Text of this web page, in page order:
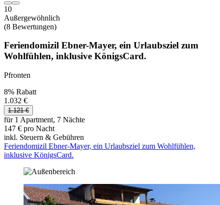
10
Außergewöhnlich
(8 Bewertungen)
Feriendomizil Ebner-Mayer, ein Urlaubsziel zum
Wohlfühlen, inklusive KönigsCard.
Pfronten
8% Rabatt
1.032 €
1.121 €
für 1 Apartment, 7 Nächte
147 € pro Nacht
inkl. Steuern & Gebühren
Feriendomizil Ebner-Mayer, ein Urlaubsziel zum Wohlfühlen,
inklusive KönigsCard.